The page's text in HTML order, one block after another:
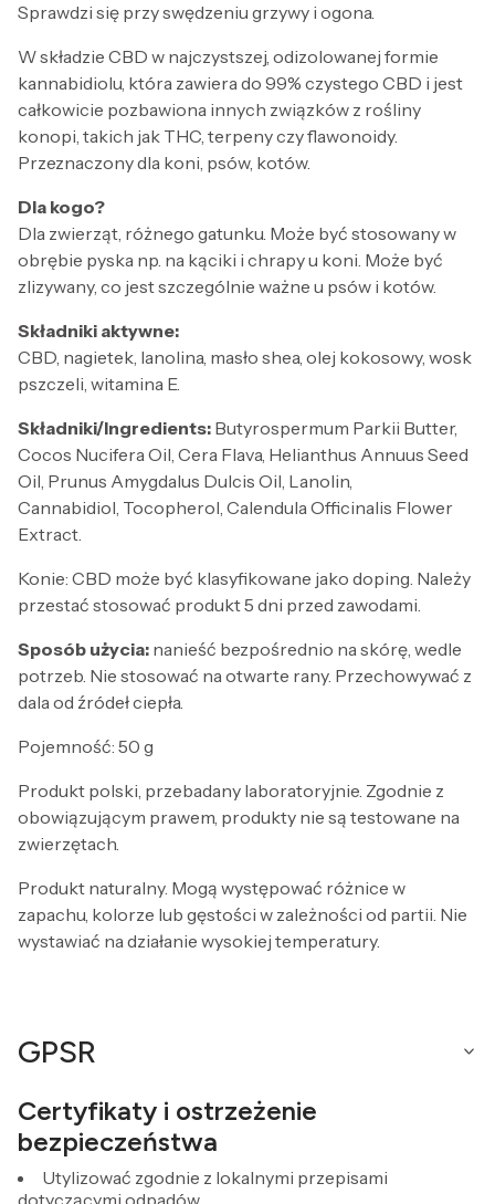
Sprawdzi się przy swędzeniu grzywy i ogona.
W składzie CBD w najczystszej, odizolowanej formie
kannabidiolu, która zawiera do 99% czystego CBD i jest
całkowicie pozbawiona innych związków z rośliny
konopi, takich jak THC, terpeny czy flawonoidy.
Przeznaczony dla koni, psów, kotów.
Dla kogo?
Dla zwierząt, różnego gatunku. Może być stosowany w
obrębie pyska np. na kąciki i chrapy u koni. Może być
zlizywany, co jest szczególnie ważne u psów i kotów.
Składniki aktywne:
CBD, nagietek, lanolina, masło shea, olej kokosowy, wosk
pszczeli, witamina E.
Składniki/Ingredients: Butyrospermum Parkii Butter,
Cocos Nucifera Oil, Cera Flava, Helianthus Annuus Seed
Oil, Prunus Amygdalus Dulcis Oil, Lanolin,
Cannabidiol, Tocopherol, Calendula Officinalis Flower
Extract.
Konie: CBD może być klasyfikowane jako doping. Należy
przestać stosować produkt 5 dni przed zawodami.
Sposób użycia: nanieść bezpośrednio na skórę, wedle
potrzeb. Nie stosować na otwarte rany. Przechowywać z
dala od źródeł ciepła.
Pojemność: 50 g
Produkt polski, przebadany laboratoryjnie. Zgodnie z
obowiązującym prawem, produkty nie są testowane na
zwierzętach.
Produkt naturalny. Mogą występować różnice w
zapachu, kolorze lub gęstości w zależności od partii. Nie
wystawiać na działanie wysokiej temperatury.
GPSR
Certyfikaty i ostrzeżenie
bezpieczeństwa
Utylizować zgodnie z lokalnymi przepisami
dotyczącymi odpadów.